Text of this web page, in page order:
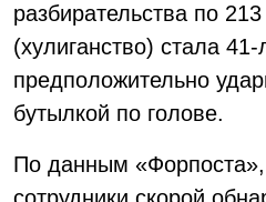
разбирательства по
(хулиганство) стала
предположительно
бутылкой по голове.
По данным